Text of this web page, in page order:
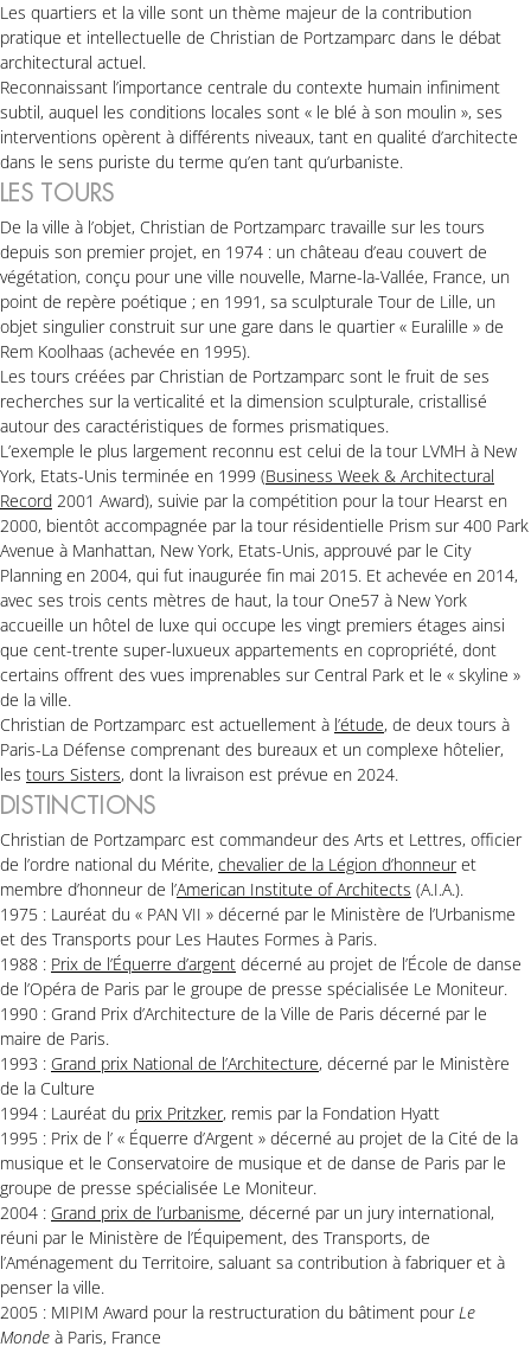
Les quartiers et la ville sont un thème majeur de la contribution
pratique et intellectuelle de Christian de Portzamparc dans le débat
architectural actuel.
Reconnaissant l’importance centrale du contexte humain infiniment
subtil, auquel les conditions locales sont « le blé à son moulin », ses
interventions opèrent à différents niveaux, tant en qualité d’architecte
dans le sens puriste du terme qu’en tant qu’urbaniste.
LES TOURS
De la ville à l’objet, Christian de Portzamparc travaille sur les tours
depuis son premier projet, en 1974 : un château d’eau couvert de
végétation, conçu pour une ville nouvelle, Marne-la-Vallée, France, un
point de repère poétique ; en 1991, sa sculpturale Tour de Lille, un
objet singulier construit sur une gare dans le quartier « Euralille » de
Rem Koolhaas (achevée en 1995).
Les tours créées par Christian de Portzamparc sont le fruit de ses
recherches sur la verticalité et la dimension sculpturale, cristallisé
autour des caractéristiques de formes prismatiques.
L’exemple le plus largement reconnu est celui de la tour LVMH à New
York, Etats-Unis terminée en 1999 (Business Week & Architectural
Record 2001 Award), suivie par la compétition pour la tour Hearst en
2000, bientôt accompagnée par la tour résidentielle Prism sur 400 Park
Avenue à Manhattan, New York, Etats-Unis, approuvé par le City
Planning en 2004, qui fut inaugurée fin mai 2015. Et achevée en 2014,
avec ses trois cents mètres de haut, la tour One57 à New York
accueille un hôtel de luxe qui occupe les vingt premiers étages ainsi
que cent-trente super-luxueux appartements en copropriété, dont
certains offrent des vues imprenables sur Central Park et le « skyline »
de la ville.
Christian de Portzamparc est actuellement à l’étude, de deux tours à
Paris-La Défense comprenant des bureaux et un complexe hôtelier,
les tours Sisters, dont la livraison est prévue en 2024.
DISTINCTIONS
Christian de Portzamparc est commandeur des Arts et Lettres, officier
de l’ordre national du Mérite, chevalier de la Légion d’honneuret
membre d’honneur de l’American Institute of Architects (A.I.A.).
1975 : Lauréat du « PAN VII » décerné par le Ministère de l’Urbanisme
et des Transports pour Les Hautes Formes à Paris.
1988 : Prix de l’Équerre d’argent décerné au projet de l’École de danse
de l’Opéra de Paris par le groupe de presse spécialisée Le Moniteur.
1990 : Grand Prix d’Architecture de la Ville de Paris décerné par le
maire de Paris.
1993 : Grand prix National de l’Architecture, décerné par le Ministère
de la Culture
1994 : Lauréat du prix Pritzker, remis par la Fondation Hyatt
1995 : Prix de l’ « Équerre d’Argent » décerné au projet de la Cité de la
musique et le Conservatoire de musique et de danse de Paris par le
groupe de presse spécialisée Le Moniteur.
2004 : Grand prix de l’urbanisme, décerné par un jury international,
réuni par le Ministère de l’Équipement, des Transports, de
l’Aménagement du Territoire, saluant sa contribution à fabriquer et à
penser la ville.
2005 : MIPIM Award pour la restructuration du bâtiment pourLe
Monde à Paris, France